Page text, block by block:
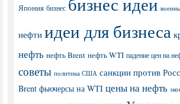
Япония бизнес
нефти идеи для бизнеса
нефть нефть Brent нефть WTI падение цен на
советы политика США санкции против
Brent фьючерсы на WTI цены на нефть